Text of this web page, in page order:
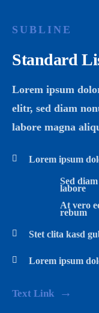
SUBLINE
Standard
Lorem ipsum
elitr, sed diam
labore magna
Lorem ipsum
Sed
labore
At vero
rebum
Stet clita kasd
Lorem ipsum
Text Link